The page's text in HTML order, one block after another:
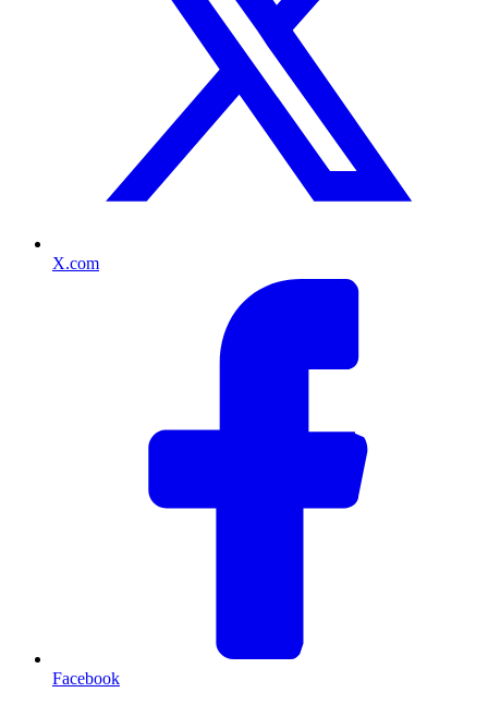
X.com
Facebook